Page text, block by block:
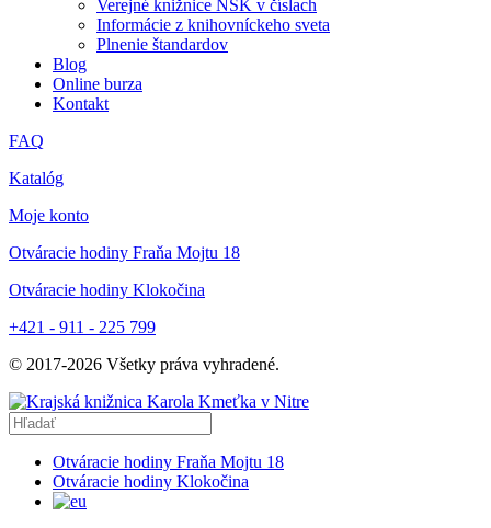
Verejné knižnice NSK v číslach
Informácie z knihovníckeho sveta
Plnenie štandardov
Blog
Online burza
Kontakt
FAQ
Katalóg
Moje konto
Otváracie hodiny Fraňa Mojtu 18
Otváracie hodiny Klokočina
+421 - 911 - 225 799
© 2017-2026 Všetky práva vyhradené.
Otváracie hodiny Fraňa Mojtu 18
Otváracie hodiny Klokočina